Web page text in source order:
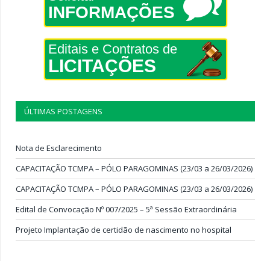
INFORMAÇÕES
Editais e Contratos de
LICITAÇÕES
ÚLTIMAS POSTAGENS
Nota de Esclarecimento
CAPACITAÇÃO TCMPA – PÓLO PARAGOMINAS (23/03 a 26/03/2026)
CAPACITAÇÃO TCMPA – PÓLO PARAGOMINAS (23/03 a 26/03/2026)
Edital de Convocação Nº 007/2025 – 5ª Sessão Extraordinária
Projeto Implantação de certidão de nascimento no hospital